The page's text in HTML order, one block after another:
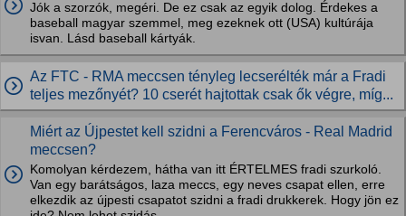
Jók a szorzók, megéri. De ez csak az egyik dolog. Érdekes a
baseball magyar szemmel, meg ezeknek ott (USA) kultúrája
isvan. Lásd baseball kártyák.
Az FTC - RMA meccsen tényleg lecserélték már a Fradi
teljes mezőnyét? 10 cserét hajtottak csak ők végre, míg...
Miért az Újpestet kell szidni a Ferencváros - Real Madrid
meccsen?
Komolyan kérdezem, hátha van itt ÉRTELMES fradi szurkoló.
Van egy barátságos, laza meccs, egy neves csapat ellen, erre
elkezdik az újpesti csapatot szidni a fradi drukkerek. Hogy jön ez